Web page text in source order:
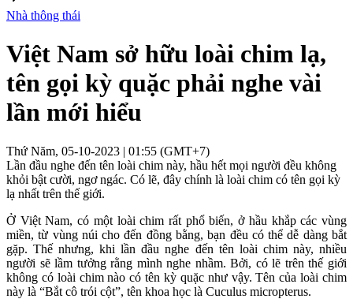
Nhà thông thái
Việt Nam sở hữu loài chim lạ,
tên gọi kỳ quặc phải nghe vài
lần mới hiểu
Thứ Năm, 05-10-2023 | 01:55 (GMT+7)
Lần đầu nghe đến tên loài chim này, hầu hết mọi người đều không
khỏi bật cười, ngơ ngác. Có lẽ, đây chính là loài chim có tên gọi kỳ
lạ nhất trên thế giới.
Ở Việt Nam, có một loài chim rất phổ biến, ở hầu khắp các vùng
miền, từ vùng núi cho đến đồng bằng, bạn đều có thể dễ dàng bắt
gặp. Thế nhưng, khi lần đầu nghe đến tên loài chim này, nhiều
người sẽ lầm tưởng rằng mình nghe nhầm. Bởi, có lẽ trên thế giới
không có loài chim nào có tên kỳ quặc như vậy. Tên của loài chim
này là “Bắt cô trói cột”, tên khoa học là Cuculus micropterus.